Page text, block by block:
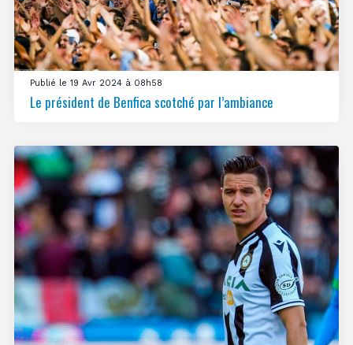
Publié le 19 Avr 2024 à 08h58
Le président de Benfica scotché par l’ambiance